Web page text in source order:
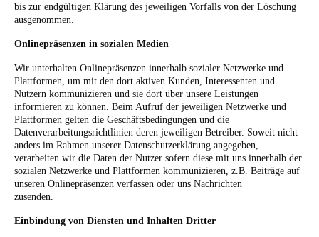
bis zur endgültigen Klärung des jeweiligen Vorfalls von der Löschung
ausgenommen.
Onlinepräsenzen in sozialen Medien
Wir unterhalten Onlinepräsenzen innerhalb sozialer Netzwerke und
Plattformen, um mit den dort aktiven Kunden, Interessenten und
Nutzern kommunizieren und sie dort über unsere Leistungen
informieren zu können. Beim Aufruf der jeweiligen Netzwerke und
Plattformen gelten die Geschäftsbedingungen und die
Datenverarbeitungsrichtlinien deren jeweiligen Betreiber. Soweit nicht
anders im Rahmen unserer Datenschutzerklärung angegeben,
verarbeiten wir die Daten der Nutzer sofern diese mit uns innerhalb der
sozialen Netzwerke und Plattformen kommunizieren, z.B. Beiträge auf
unseren Onlinepräsenzen verfassen oder uns Nachrichten
zusenden.
Einbindung von Diensten und Inhalten Dritter